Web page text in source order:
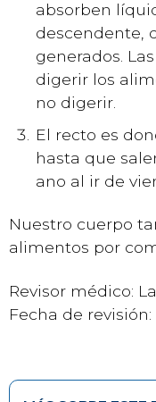
absorben
descendente,
generados.
digerir los
no digerir.
El recto es
hasta que
ano al ir de
Nuestro cuerpo
alimentos por
Revisor médico:
Fecha de